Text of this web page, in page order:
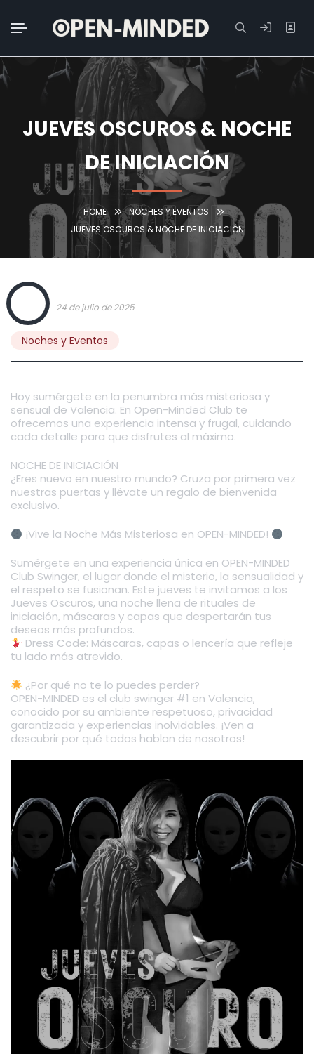
Buscar:
JUEVES OSCUROS & NOCHE
DE INICIACIÓN
HOME
NOCHES Y EVENTOS
JUEVES OSCUROS & NOCHE DE INICIACIÓN
24 de julio de 2025
Noches y Eventos
Hoy sumérgete en la penumbra más misteriosa y
sensual de Valencia. En Open-Minded Club te
ofrecemos una experiencia intensa y frugal, cuidando
cada detalle para que disfrutes al máximo.
NOCHE DE INICIACIÓN
¿Eres nuevo en nuestro mundo? Cruza por primera vez
nuestras puertas y llévate un regalo de bienvenida
exclusivo.
¡Vive la Noche Más Misteriosa en OPEN-MINDED!
Sumérgete en una experiencia única en OPEN-MINDED
Club Swinger, el lugar donde el misterio, la sensualidad y
el respeto se fusionan. Este jueves te invitamos a los
Jueves Oscuros, una noche llena de rituales de
iniciación, máscaras y capas que despertarán tus
deseos más profundos.
Dress Code: Máscaras, capas o lencería que refleje
tu lado más atrevido.
¿Por qué no te lo puedes perder?
OPEN-MINDED es el club swinger #1 en Valencia,
conocido por su ambiente respetuoso, privacidad
garantizada y experiencias inolvidables. ¡Ven a
descubrir por qué todos hablan de nosotros!